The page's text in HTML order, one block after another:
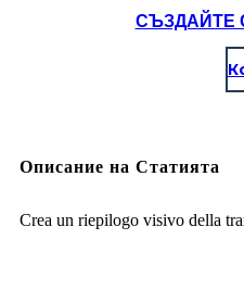
СЪЗДАЙТЕ
Описание на Статията
Crea un riepilogo visivo della